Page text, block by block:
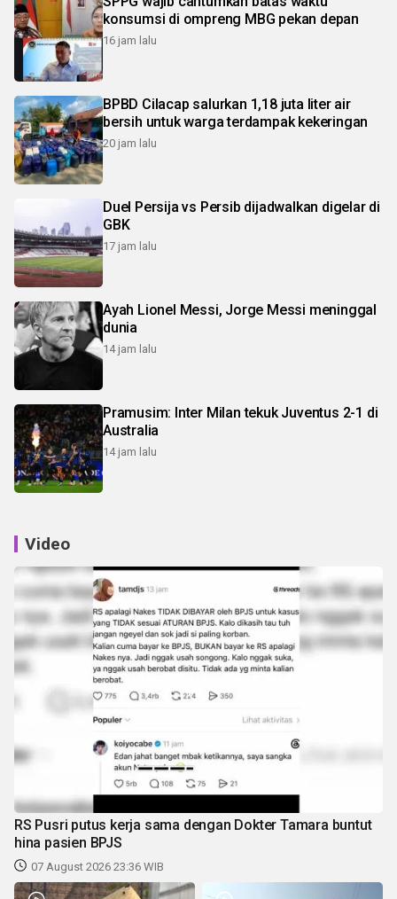
konsumsi di ompreng MBG pekan depan
16 jam lalu
BPBD Cilacap salurkan 1,18 juta liter air
bersih untuk warga terdampak kekeringan
20 jam lalu
Duel Persija vs Persib dijadwalkan digelar di
GBK
17 jam lalu
Ayah Lionel Messi, Jorge Messi meninggal
dunia
14 jam lalu
Pramusim: Inter Milan tekuk Juventus 2-1 di
Australia
14 jam lalu
Video
RS Pusri putus kerja sama dengan Dokter Tamara buntut
hina pasien BPJS
07 August 2026 23:36 WIB